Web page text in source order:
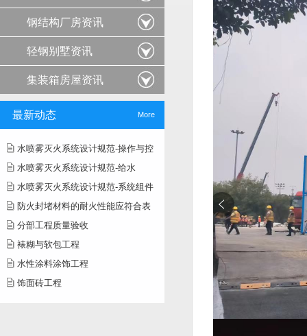
钢结构厂房资讯
轻钢别墅资讯
集装箱房屋资讯
More
最新动态
水喷雾灭火系统设计规范-操作与控
水喷雾灭火系统设计规范-给水
水喷雾灭火系统设计规范-系统组件
防火封堵材料的耐火性能应符合表
分部工程质量验收
裱糊与软包工程
水性涂料涂饰工程
饰面砖工程